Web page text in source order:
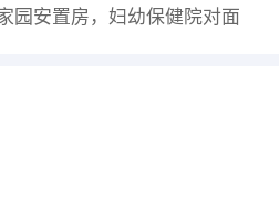
园安置房，妇幼保健院对面